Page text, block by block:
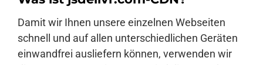
Damit wir Ihnen unsere einzelnen Webseiten
schnell und auf allen unterschiedlichen Geräten
einwandfrei ausliefern können, verwenden wir